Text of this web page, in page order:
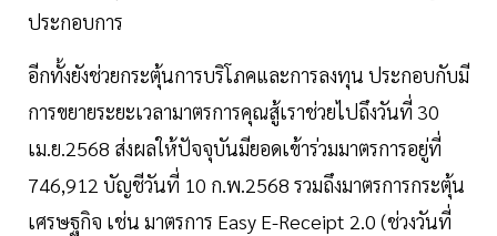
ประกอบการ
อีกทั้งยังช่วยกระตุ้นการบริโภคและการลงทุน ประกอบกับมี
การขยายระยะเวลามาตรการคุณสู้เราช่วยไปถึงวันที่ 30
เม.ย.2568 ส่งผลให้ปัจจุบันมียอดเข้าร่วมมาตรการอยู่ที่
746,912 บัญชีวันที่ 10 ก.พ.2568 รวมถึงมาตรการกระตุ้น
เศรษฐกิจ เช่น มาตรการ Easy E-Receipt 2.0 (ช่วงวันที่